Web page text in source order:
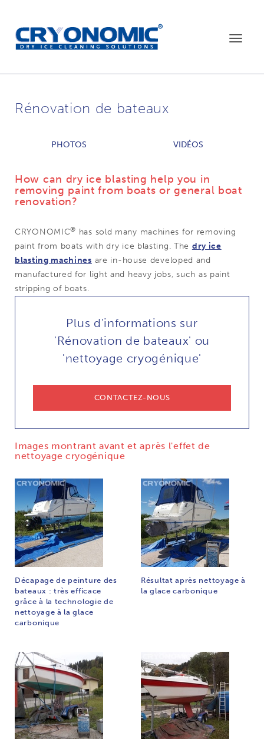
Toggle
Rénovation de bateaux
PHOTOS VIDÉOS
How can dry ice blasting help you in
removing paint from boats or general boat
renovation?
CRYONOMIC® has sold many machines for removing
paint from boats with dry ice blasting. The dry ice
blasting machines are in-house developed and
manufactured for light and heavy jobs, such as paint
stripping of boats.
Plus d'informations sur
'Rénovation de bateaux' ou
'nettoyage cryogénique'
CONTACTEZ-NOUS
Images montrant avant et après l'effet de
nettoyage cryogénique
Décapage de peinture des
bateaux : très efficace
grâce à la technologie de
nettoyage à la glace
carbonique
Résultat après nettoyage à
la glace carbonique